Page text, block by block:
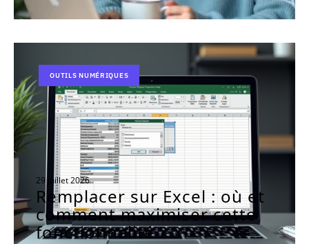
OUTILS NUMÉRIQUES
29 juillet 2026
Remplacer sur Excel : où et
comment maximiser cette
fonctionnalité ?